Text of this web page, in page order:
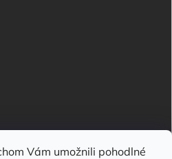
Vám umožnili pohodlné